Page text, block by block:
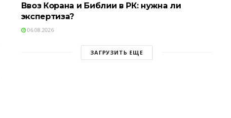
Ввоз Корана и Библии в РК: нужна ли
экспертиза?
06.08.2026
ЗАГРУЗИТЬ ЕЩЕ